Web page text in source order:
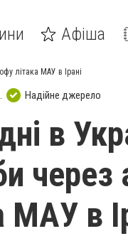
Афіша
літака МАУ в Ірані
Надійне джерело
в
через
МАУ в